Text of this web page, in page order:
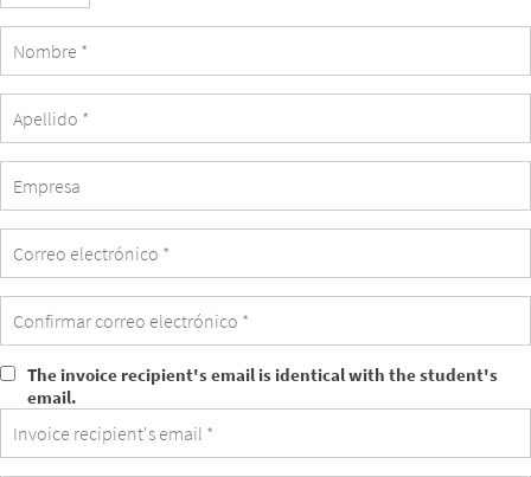
The
invoice
email
is
The invoice recipient's email is identical with the student's
email.